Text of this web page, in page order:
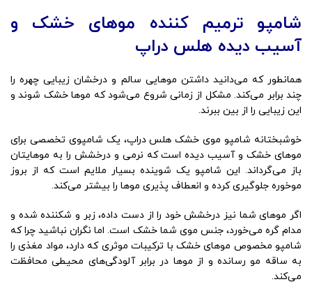
شامپو ترمیم کننده موهای خشک و
آسیب دیده هلس دراپ
همانطور که می‌دانید داشتن موهایی سالم و درخشان زیبایی چهره را
چند برابر می‌کند. مشکل از زمانی شروع می‌شود که موها خشک شوند و
این زیبایی را از بین ببرند.
خوشبختانه شامپو موی خشک هلس دراپ، یک شامپوی تخصصی برای
موهای خشک و آسیب دیده است که نرمی و درخشش را به موهایتان
باز می‌گرداند. این شامپو یک شوینده بسیار ملایم است که از بروز
موخوره جلوگیری کرده و انعطاف پذیری موها را بیشتر می‌کند.
اگر موهای شما نیز درخشش خود را از دست داده، زبر و شکننده شده و
مدام گره می‌خورد، جنس موی شما خشک است. اما نگران نباشید چرا که
شامپو مخصوص موهای خشک با ترکیبات موثری که دارد، مواد مغذی را
به ساقه مو رسانده و از موها در برابر آلودگی‌های محیطی محافظت
می‌کند.